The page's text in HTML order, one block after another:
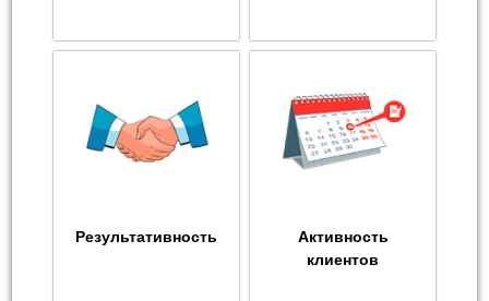
Результативность
Активность
клиентов